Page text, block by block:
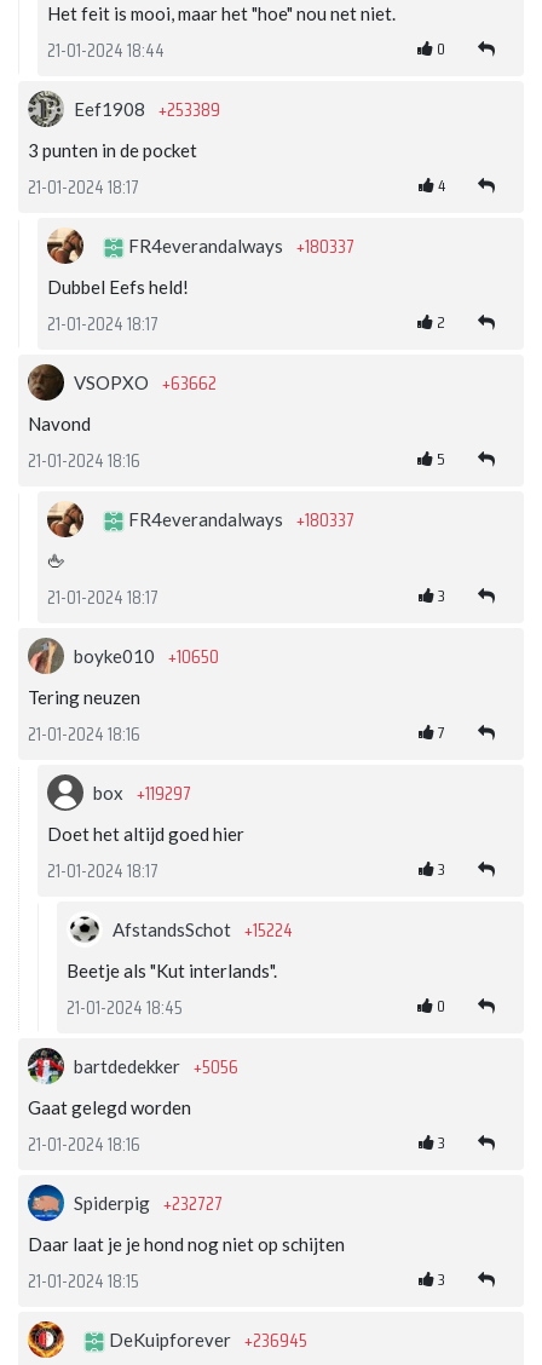
Het feit is mooi, maar het "hoe" nou net niet.
21-01-2024 18:44 0
Eef1908 +253389
3 punten in de pocket
21-01-2024 18:17 4
FR4everandalways +180337
Dubbel Eefs held!
21-01-2024 18:17 2
VSOPXO +63662
Navond
21-01-2024 18:16 5
FR4everandalways +180337
🖕
21-01-2024 18:17 3
boyke010 +10650
Tering neuzen
21-01-2024 18:16 7
box +119297
Doet het altijd goed hier
21-01-2024 18:17 3
AfstandsSchot +15224
Beetje als "Kut interlands".
21-01-2024 18:45 0
bartdedekker +5056
Gaat gelegd worden
21-01-2024 18:16 3
Spiderpig +232727
Daar laat je je hond nog niet op schijten
21-01-2024 18:15 3
DeKuipforever +236945